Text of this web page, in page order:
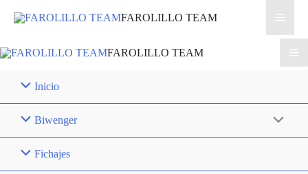
contenido
FAROLILLO TEAM
FAROLILLO TEAM
Inicio
Biwenger
Fichajes